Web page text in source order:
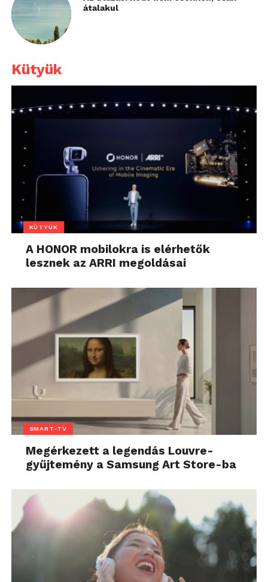
átalakul
Kütyük
KÜTYÜK
A HONOR mobilokra is elérhetők
lesznek az ARRI megoldásai
SMART-TV
Megérkezett a legendás Louvre-
gyűjtemény a Samsung Art Store-ba